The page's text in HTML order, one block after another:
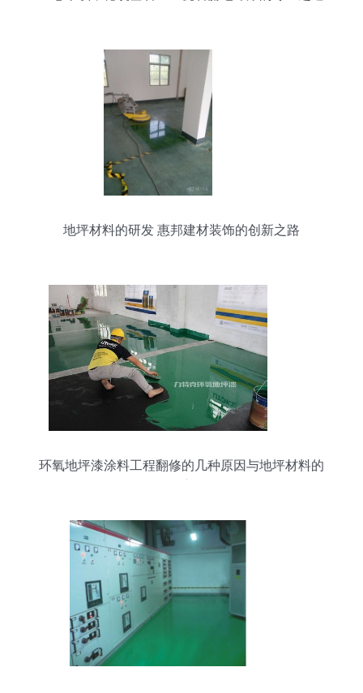
地坪材料的研发 惠邦建材装饰的创新之路
环氧地坪漆涂料工程翻修的几种原因与地坪材料的